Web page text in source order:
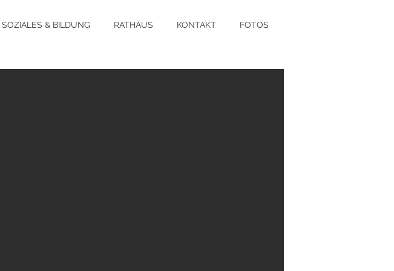
SOZIALES & BILDUNG RATHAUS KONTAKT FOTOS